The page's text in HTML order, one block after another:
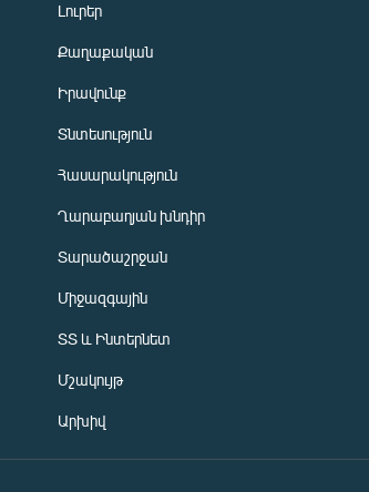
Լուրեր
Քաղաքական
Իրավունք
Տնտեսություն
Հասարակություն
Ղարաբաղյան խնդիր
Տարածաշրջան
Միջազգային
ՏՏ և Ինտերնետ
Մշակույթ
Արխիվ